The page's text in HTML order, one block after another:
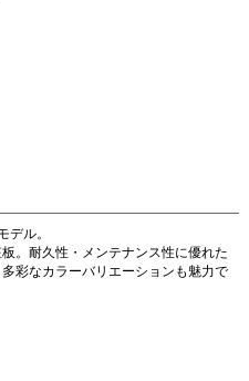
デル。
。耐久性・メンテナンス性に優れた
彩なカラーバリエーションも魅力で